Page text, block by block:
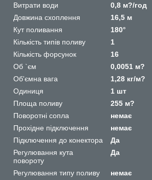
Витрати води
0,8 м?/год
Довжина схоплення
16,5 м
Кут поливання
180°
Кількість типів поливу
1
Кількість форсунок
16
Об `єм
0,0051 м?
Об'ємна вага
1,28 кг/м?
Одиниця
1 шт
Площа поливу
255 м?
Поворотні сопла
немає
Прохідне підключення
немає
Підключення до конектора
Да
Регулювання кута
повороту
Да
Регулювання типу поливу
немає